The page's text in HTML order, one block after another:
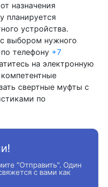
назначения
планируется
устройства.
выбором нужного
телефону +7
на электронную
свертные муфты с
по
"Отправить". Один
с вами как